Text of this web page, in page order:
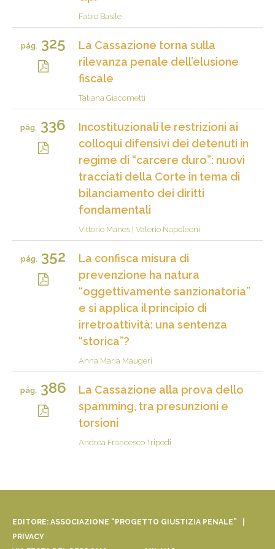
Fabio Basile
pág.325
La Cassazione torna sulla
rilevanza penale dell’elusione
fiscale
Tatiana Giacometti
pág. 336
Incostituzionali le restrizioni ai
colloqui difensivi dei detenuti in
regime di “carcere duro”: nuovi
tracciati della Corte in tema di
bilanciamento dei diritti
fondamentali
Vittorio Manes Valerio Napoleoni
pág.352
La confisca misura di
prevenzione ha natura
“oggettivamente sanzionatoria”
e si applica il principio di
irretroattività: una sentenza
“storica”?
Anna Maria Maugeri
pág.386
La Cassazione alla prova dello
spamming, tra presunzioni e
torsioni
Andrea Francesco Tripodi
EDITORE: ASSOCIAZIONE “PROGETTO GIUSTIZIA PENALE” |
PRIVACY